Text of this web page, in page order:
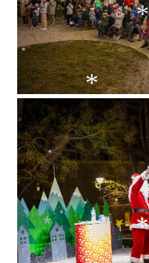
*
*
*
*
*
*
*